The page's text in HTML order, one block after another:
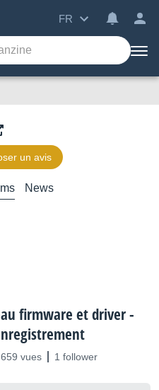
FR
un avis
News
firmware et driver -
vues 1 follower